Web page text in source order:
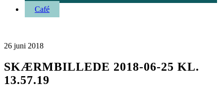
Café
26 juni 2018
SKÆRMBILLEDE 2018-06-25 KL.
13.57.19